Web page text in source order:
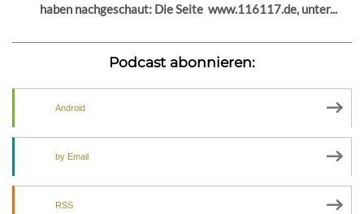
haben nachgeschaut: Die Seite www.116117.de, unter...
Podcast abonnieren:
Android
by Email
RSS